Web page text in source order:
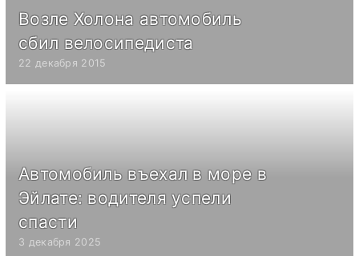
Возле Холона автомобиль
сбил велосипедиста
22 декабря 2015
Автомобиль въехал в море в
Эйлате: водителя успели
спасти
3 декабря 2025